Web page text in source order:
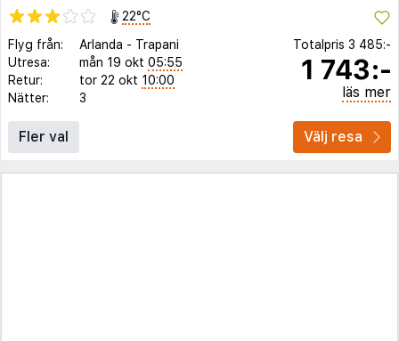
22°C
Flyg från:
Arlanda - Trapani
Utresa:
mån 19 okt 05:55
Retur:
tor 22 okt 10:00
Nätter:
3
Totalpris 3 485:-
1 743:-
läs mer
Fler val Välj resa